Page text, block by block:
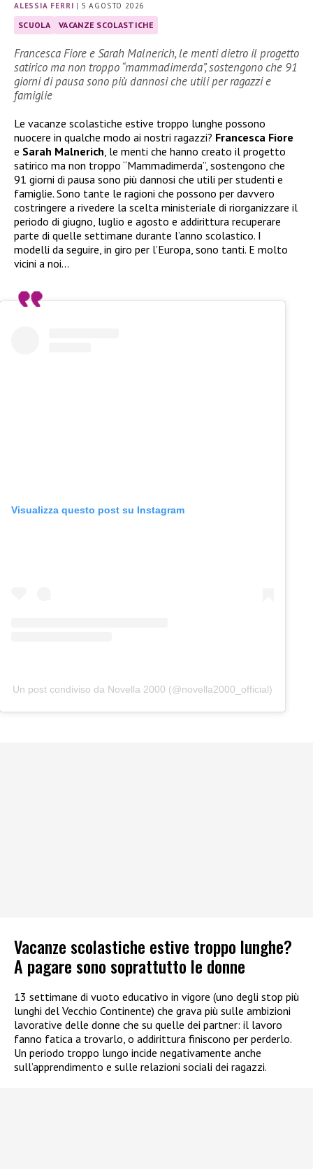
ALESSIA FERRI | 5 AGOSTO 2026
SCUOLA VACANZE SCOLASTICHE
Francesca Fiore e Sarah Malnerich, le menti dietro il progetto
satirico ma non troppo “mammadimerda”, sostengono che 91
giorni di pausa sono più dannosi che utili per ragazzi e
famiglie
Le vacanze scolastiche estive troppo lunghe possono
nuocere in qualche modo ai nostri ragazzi? Francesca Fiore
e Sarah Malnerich , le menti che hanno creato il progetto
satirico ma non troppo “Mammadimerda”, sostengono che
91 giorni di pausa sono più dannosi che utili per studenti e
famiglie. Sono tante le ragioni che possono per davvero
costringere a rivedere la scelta ministeriale di riorganizzare il
periodo di giugno, luglio e agosto e addirittura recuperare
parte di quelle settimane durante l’anno scolastico. I
modelli da seguire, in giro per l’Europa, sono tanti. E molto
vicini a noi…
Visualizza questo post su Instagram
Un post condiviso da Novella 2000 (@novella2000_official)
Vacanze scolastiche estive troppo lunghe?
A pagare sono soprattutto le donne
13 settimane di vuoto educativo in vigore (uno degli stop più
lunghi del Vecchio Continente) che grava più sulle ambizioni
lavorative delle donne che su quelle dei partner: il lavoro
fanno fatica a trovarlo, o addirittura finiscono per perderlo.
Un periodo troppo lungo incide negativamente anche
sull’apprendimento e sulle relazioni sociali dei ragazzi.